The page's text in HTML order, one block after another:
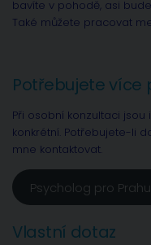
bavíte v pohodě, asi
Také můžete pracovat
Potřebujete více
Při osobní konzultaci
konkrétní. Potřebujete-li
mne kontaktovat.
Psycholog pro
Vlastní dotaz